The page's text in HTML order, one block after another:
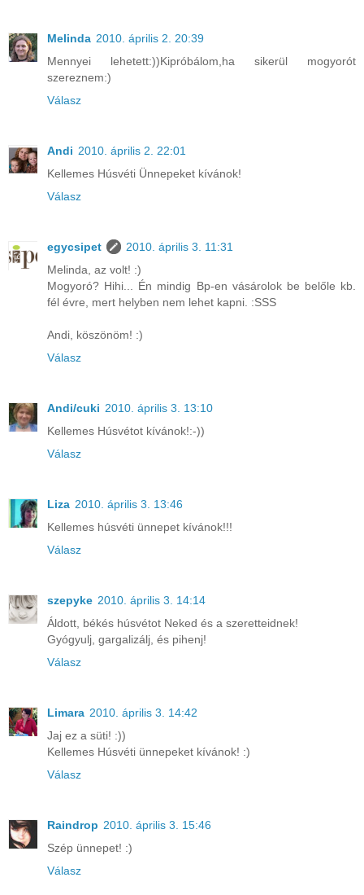
Melinda 2010. április 2. 20:39
Mennyei lehetett:))Kipróbálom,ha sikerül mogyorót
szereznem:)
Válasz
Andi 2010. április 2. 22:01
Kellemes Húsvéti Ünnepeket kívánok!
Válasz
egycsipet
2010. április 3. 11:31
Melinda, az volt! :)
Mogyoró? Hihi... Én mindig Bp-en vásárolok be belőle kb.
fél évre, mert helyben nem lehet kapni. :SSS
Andi, köszönöm! :)
Válasz
Andi/cuki 2010. április 3. 13:10
Kellemes Húsvétot kívánok!:-))
Válasz
Liza 2010. április 3. 13:46
Kellemes húsvéti ünnepet kívánok!!!
Válasz
szepyke 2010. április 3. 14:14
Áldott, békés húsvétot Neked és a szeretteidnek!
Gyógyulj, gargalizálj, és pihenj!
Válasz
Limara 2010. április 3. 14:42
Jaj ez a süti! :))
Kellemes Húsvéti ünnepeket kívánok! :)
Válasz
Raindrop 2010. április 3. 15:46
Szép ünnepet! :)
Válasz